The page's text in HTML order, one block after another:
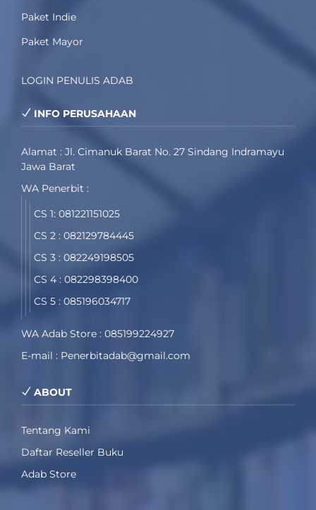
Paket Indie
Paket Mayor
LOGIN PENULIS ADAB
INFO PERUSAHAAN
Alamat : Jl. Cimanuk Barat No. 27 Sindang Indramayu
Jawa Barat
WA Penerbit :
CS 1: 081221151025
CS 2 : 082129784445
CS 3 : 082249198505
CS 4 : 082298398400
CS 5 : 085196034717
WA Adab Store : 085199224927
E-mail : Penerbitadab@gmail.com
ABOUT
Tentang Kami
Daftar Reseller Buku
Adab Store